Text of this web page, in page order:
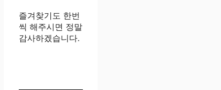
즐겨찾기도 한번
씩 해주시면 정말
감사하겠습니다.